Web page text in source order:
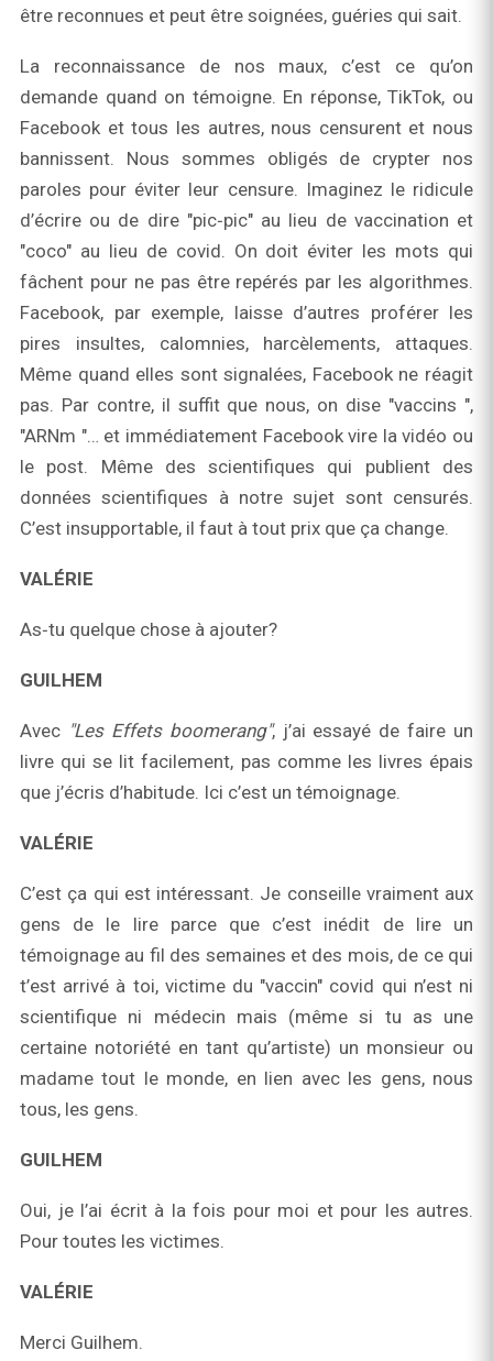
être reconnues et peut être soignées, guéries qui sait.
La reconnaissance de nos maux, c’est ce qu’on
demande quand on témoigne. En réponse, TikTok, ou
Facebook et tous les autres, nous censurent et nous
bannissent. Nous sommes obligés de crypter nos
paroles pour éviter leur censure. Imaginez le ridicule
d’écrire ou de dire "pic‑pic" au lieu de vaccination et
"coco" au lieu de covid. On doit éviter les mots qui
fâchent pour ne pas être repérés par les algorithmes.
Facebook, par exemple, laisse d’autres proférer les
pires insultes, calomnies, harcèlements, attaques.
Même quand elles sont signalées, Facebook ne réagit
pas. Par contre, il suffit que nous, on dise "vaccins ",
"ARNm "… et immédiatement Facebook vire la vidéo ou
le post. Même des scientifiques qui publient des
données scientifiques à notre sujet sont censurés.
C’est insupportable, il faut à tout prix que ça change.
VALÉRIE
As‑tu quelque chose à ajouter?
GUILHEM
Avec "Les Effets boomerang", j’ai essayé de faire un
livre qui se lit facilement, pas comme les livres épais
que j’écris d’habitude. Ici c’est un témoignage.
VALÉRIE
C’est ça qui est intéressant. Je conseille vraiment aux
gens de le lire parce que c’est inédit de lire un
témoignage au fil des semaines et des mois, de ce qui
t’est arrivé à toi, victime du "vaccin" covid qui n’est ni
scientifique ni médecin mais (même si tu as une
certaine notoriété en tant qu’artiste) un monsieur ou
madame tout le monde, en lien avec les gens, nous
tous, les gens.
GUILHEM
Oui, je l’ai écrit à la fois pour moi et pour les autres.
Pour toutes les victimes.
VALÉRIE
Merci Guilhem.